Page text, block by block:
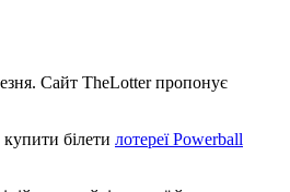
Сайт TheLotter пропонує
білети лотереї Powerball